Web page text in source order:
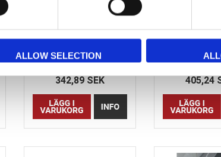
ALLOW SELECTION
Taymar Extra Nivå A5x6
342,89 SEK
Taymar Extra
405,24